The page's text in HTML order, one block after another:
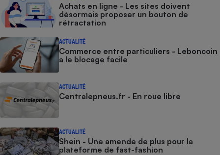
Achats en ligne - Les sites doivent
désormais proposer un bouton de
rétractation
ACTUALITÉ
Commerce entre particuliers - Leboncoin
a le blocage facile
ACTUALITÉ
Centralepneus.fr - En roue libre
ACTUALITÉ
Shein - Une amende de plus pour la
plateforme de fast-fashion